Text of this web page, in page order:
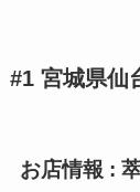
#1 宮城県仙
お店情報 :